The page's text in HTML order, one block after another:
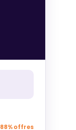
88% offres